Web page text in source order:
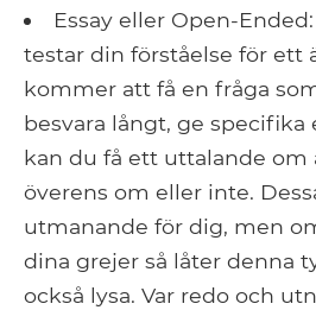
Essay eller Open-
testar din förståelse för ett
kommer att få en fråga
besvara långt, ge specifika
kan du få ett uttalande om
överens om eller inte.
utmanande för dig, men
dina grejer så låter denna
också lysa. Var redo och